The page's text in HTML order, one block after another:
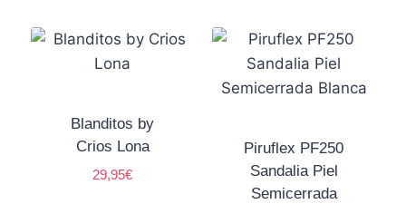
Blanditos by
Crios Lona
29,95€
Piruflex PF250
Sandalia Piel
Semicerrada